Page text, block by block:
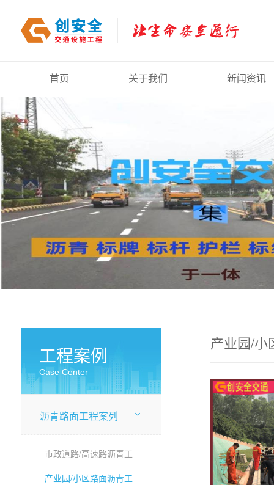
首页 关于我们 新闻资讯
工程案例
Case Center
沥青路面工程案列
市政道路/高速路沥青工
程
产业园/小区路面沥青工
产业园/小